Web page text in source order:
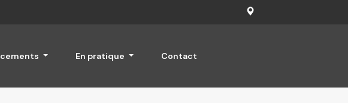
En pratique Contact